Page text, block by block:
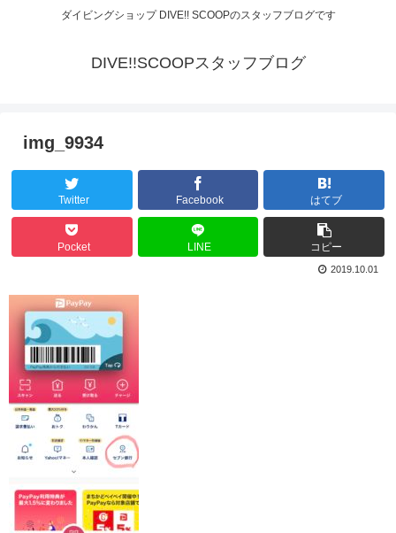
ダイビングショップ DIVE!! SCOOPのスタッフブログです
DIVE!!SCOOPスタッフブログ
img_9934
Twitter Facebook はてブ
Pocket LINE コピー
2019.10.01